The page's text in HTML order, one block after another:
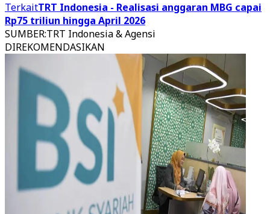
TerkaitTRT Indonesia - Realisasi anggaran MBG capai
Rp75 triliun hingga April 2026
SUMBER:TRT Indonesia & Agensi
DIREKOMENDASIKAN